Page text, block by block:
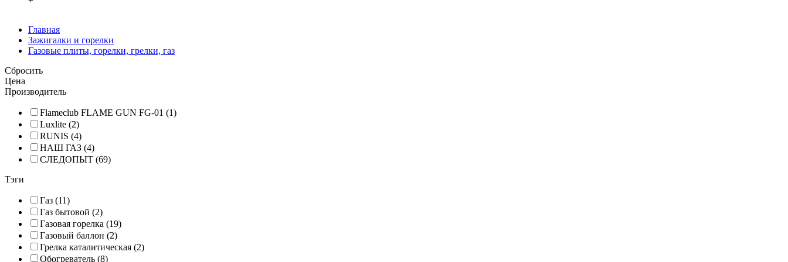
Главная
Зажигалки и горелки
Газовые плиты, горелки, грелки, газ
Сбросить
Цена
Производитель
Flameclub FLAME GUN FG-01 (1)
Luxlite (2)
RUNIS (4)
НАШ ГАЗ (4)
СЛЕДОПЫТ (69)
Тэги
Газ (11)
Газ бытовой (2)
Газовая горелка (19)
Газовый баллон (2)
Грелка каталитическая (2)
Обогреватель (8)